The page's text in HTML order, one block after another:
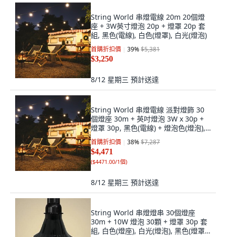
String World 串燈電線 20m 20個燈
座 + 3W英寸燈泡 20p + 燈罩 20p 套
組, 黑色(電線), 白色(燈罩), 白光(燈泡)
首購折扣價 39%$5,381
$3,250
8/12 星期三 預計送達
String World 串燈電線 派對燈飾 30
個燈座 30m + 英吋燈泡 3W x 30p +
燈罩 30p, 黑色(電線) + 燈泡色(燈泡),
白色(燈罩)
首購折扣價 38%$7,287
$4,471
($4471.00/1個)
8/12 星期三 預計送達
String World 串燈燈串 30個燈座
30m + 10W 燈泡 30顆 + 燈罩 30p 套
組, 白色(燈座), 白光(燈泡), 黑色(燈罩),